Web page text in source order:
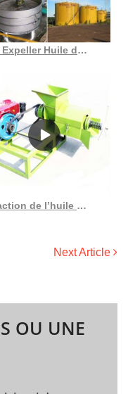
Baar Expeller Huile de palme pressée à froid provenant de torréfaction en France
Extraction de l’huile de palme : une comparaison des processus d’extraction
Next Article
OU UNE